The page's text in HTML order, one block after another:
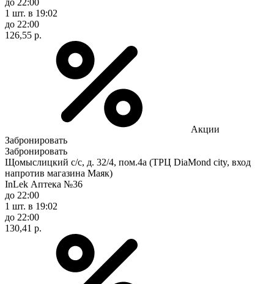
1 шт. в 19:02
до 22:00
126,55 р.
Акции
Забронировать
Забронировать
Щомыслицкий с/с, д. 32/4, пом.4а (ТРЦ DiaMond city, вход
напротив магазина Маяк)
InLek Аптека №36
до 22:00
1 шт. в 19:02
до 22:00
130,41 р.